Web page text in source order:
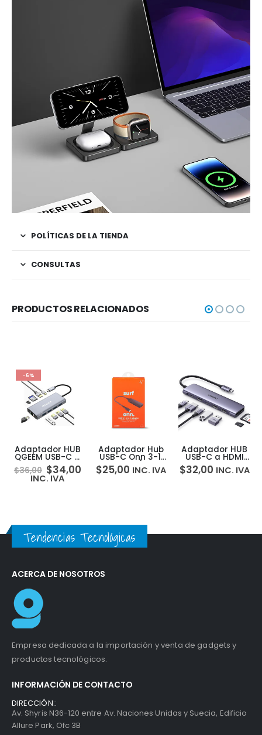
POLÍTICAS DE LA TIENDA
CONSULTAS
PRODUCTOS RELACIONADOS
-6%
Adaptador HUB
QGEEM USB-C a
HDMI 4K + USB-A
x4 + USB-C x1 PD
+ Ethernet +
$36,00 $34,00
INC. IVA
Adaptador Hub
USB-C Onn 3-1:
HDMI 4K / USB
3.0 / USB-C
$25,00 INC. IVA
Adaptador HUB
USB-C a HDMI
4K + USB-A x2 +
USB-C x2 PD +
$32,00 INC. IVA
Tendencias Tecnológicas
ACERCA DE NOSOTROS
Empresa dedicada a la importación y venta de gadgets y
productos tecnológicos.
INFORMACIÓN DE CONTACTO
DIRECCIÓN::
Av. Shyris N36-120 entre Av. Naciones Unidas y Suecia, Edificio
Allure Park, Ofc 3B